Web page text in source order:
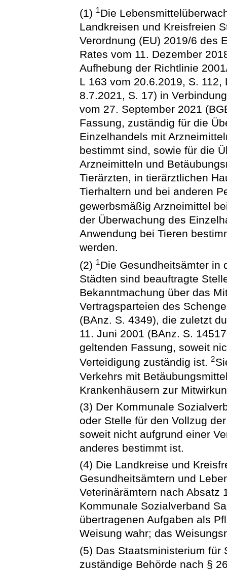
(1) 1Die
Landkreisen und Kreisfreien
Verordnung (EU) 2019/6 des
Rates vom 11. Dezember
Aufhebung der Richtlinie
L 163 vom 20.6.2019, S.
8.7.2021, S. 17) in
vom 27. September 2021
Fassung, zuständig für die
Einzelhandels mit
bestimmt sind, sowie für die
Arzneimitteln und
Tierärzten, in tierärztlichen
Tierhaltern und bei anderen
gewerbsmäßig Arzneimittel
der Überwachung des
Anwendung bei Tieren
werden.
(2) 1Die Gesundheitsämter in
Städten sind beauftragte
Bekanntmachung über das
Vertragsparteien des
(BAnz. S. 4349), die zuletzt
11. Juni 2001 (BAnz. S.
geltenden Fassung, soweit
Verteidigung zuständig ist.2
Verkehrs mit
Krankenhäusern zur
(3) Der Kommunale
oder Stelle für den Vollzug
soweit nicht aufgrund einer
anderes bestimmt ist.
(4) Die Landkreise und
Gesundheitsämtern und
Veterinärämtern nach Absatz
Kommunale Sozialverband
übertragenen Aufgaben als
Weisung wahr; das
(5) Das Staatsministerium für
zuständige Behörde nach §